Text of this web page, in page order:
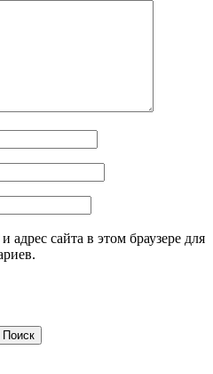
адрес сайта в этом браузере для
Поиск